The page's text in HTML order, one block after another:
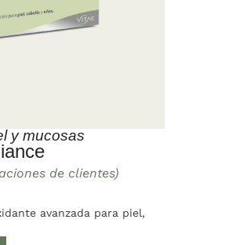
y mucosas
de clientes)
avanzada para piel,